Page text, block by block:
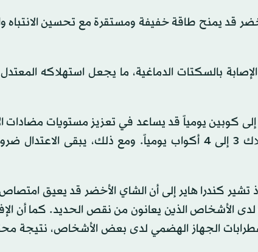
قد يمنح طاقة خفيفة ومستقرة مع تحسين الانتباه
بالسكتات الدماغية، ما يجعل استهلاكه
كوبين يومياً قد يساعد في تعزيز مستويات مضادات
في الجسم، بينما قد تظهر الفوائد بشكل أوضح عند استهلاك 3 إلى 4 أكواب يومياً. ومع ذلك، يبقى
تشير كندرا هاير إلى أن الشاي الأخضر قد يعيق
الأشخاص الذين يعانون من نقص الحديد. كما أن
اضطرابات الجهاز الهضمي لدى بعض الأشخاص، نتيجة